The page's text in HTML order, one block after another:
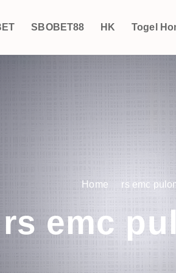
SBOBET88 HK Togel
Home rs emc
rs emc